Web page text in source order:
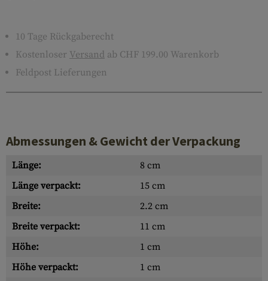
10 Tage Rückgaberecht
Kostenloser Versand ab CHF 199.00 Warenkorb
Feldpost Lieferungen
Abmessungen & Gewicht der Verpackung
Länge:
8 cm
Länge verpackt:
15 cm
Breite:
2.2 cm
Breite verpackt:
11 cm
Höhe:
1 cm
Höhe verpackt:
1 cm